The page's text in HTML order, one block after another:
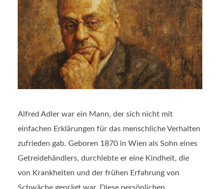
Alfred Adler war ein Mann, der sich nicht mit
einfachen Erklärungen für das menschliche Verhalten
zufrieden gab. Geboren 1870 in Wien als Sohn eines
Getreidehändlers, durchlebte er eine Kindheit, die
von Krankheiten und der frühen Erfahrung von